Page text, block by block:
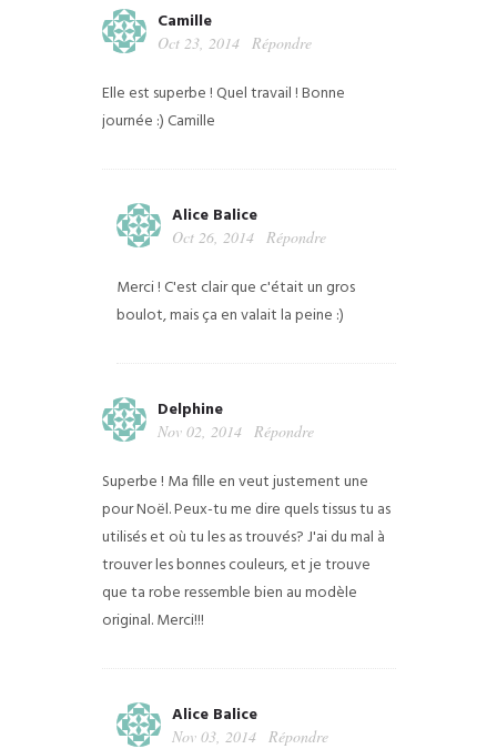
Camille
Oct 23, 2014 Répondre
Elle est superbe ! Quel travail !Bonne
journée :) Camille
Alice Balice
Oct 26, 2014 Répondre
Merci ! C'est clair que c'était un gros
boulot, mais ça en valait la peine :)
Delphine
Nov 02, 2014 Répondre
Superbe ! Ma fille en veut justement une
pour Noël. Peux-tu me dire quels tissus tu as
utilisés et où tu les as trouvés? J'ai du mal à
trouver les bonnes couleurs, et je trouve
que ta robe ressemble bien au modèle
original. Merci!!!
Alice Balice
Nov 03, 2014 Répondre